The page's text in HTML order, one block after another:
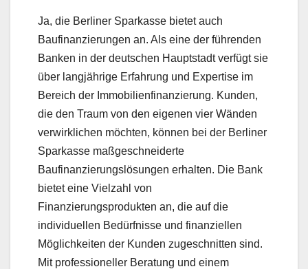
Ja, die Berliner Sparkasse bietet auch
Baufinanzierungen an. Als eine der führenden
Banken in der deutschen Hauptstadt verfügt sie
über langjährige Erfahrung und Expertise im
Bereich der Immobilienfinanzierung. Kunden,
die den Traum von den eigenen vier Wänden
verwirklichen möchten, können bei der Berliner
Sparkasse maßgeschneiderte
Baufinanzierungslösungen erhalten. Die Bank
bietet eine Vielzahl von
Finanzierungsprodukten an, die auf die
individuellen Bedürfnisse und finanziellen
Möglichkeiten der Kunden zugeschnitten sind.
Mit professioneller Beratung und einem